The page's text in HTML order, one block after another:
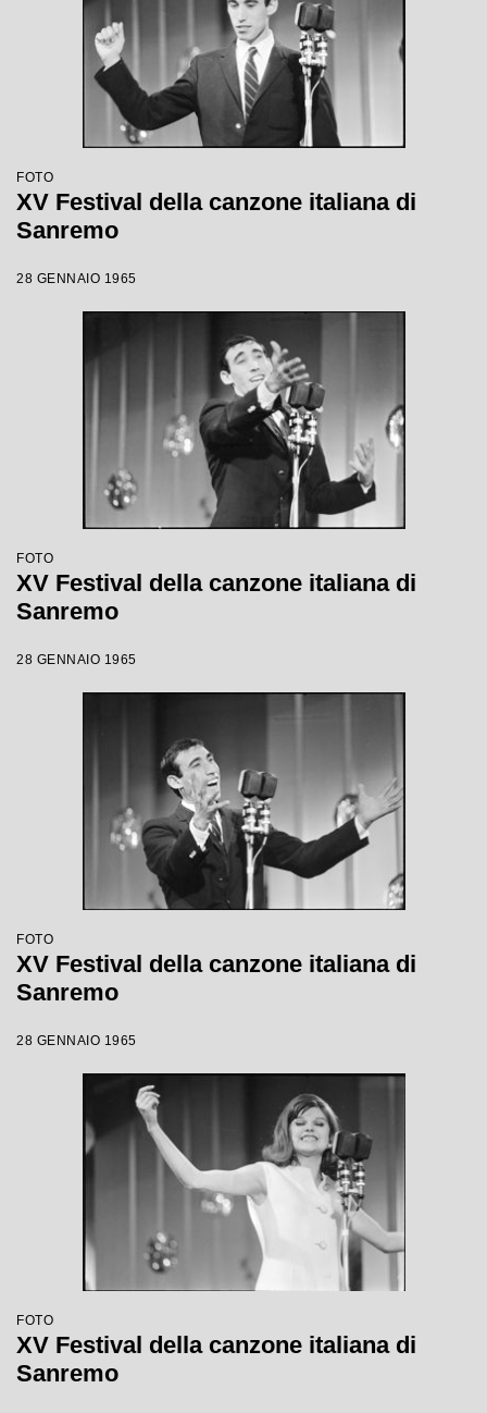
FOTO
XV Festival della canzone italiana di
Sanremo
28 GENNAIO 1965
FOTO
XV Festival della canzone italiana di
Sanremo
28 GENNAIO 1965
FOTO
XV Festival della canzone italiana di
Sanremo
28 GENNAIO 1965
FOTO
XV Festival della canzone italiana di
Sanremo